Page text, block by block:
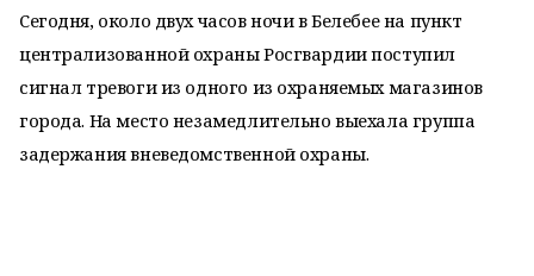
Сегодня, около двух часов ночи в Белебее на пункт
централизованной охраны Росгвардии поступил
сигнал тревоги из одного из охраняемых магазинов
города. На место незамедлительно выехала группа
задержания вневедомственной охраны.